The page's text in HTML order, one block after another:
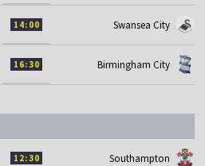
14:00 Swansea City
16:30 Birmingham City
12:30 Southampton